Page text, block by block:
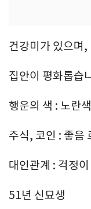
건강미가 있으며,
집안이 평화롭습
행운의 색 : 노란
주식, 코인 : 좋음
대인관계 : 걱정
51년 신묘생